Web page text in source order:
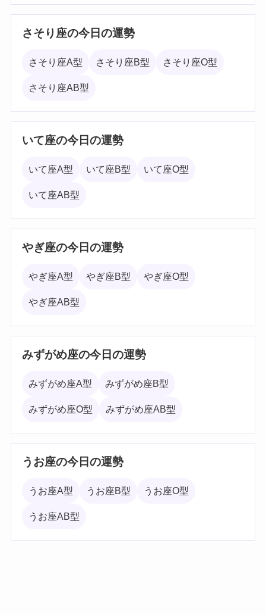
さそり座の今日の運勢
さそり座A型 さそり座B型 さそり座O型
さそり座AB型
いて座の今日の運勢
いて座A型 いて座B型 いて座O型
いて座AB型
やぎ座の今日の運勢
やぎ座A型 やぎ座B型 やぎ座O型
やぎ座AB型
みずがめ座の今日の運勢
みずがめ座A型 みずがめ座B型
みずがめ座O型 みずがめ座AB型
うお座の今日の運勢
うお座A型 うお座B型 うお座O型
うお座AB型